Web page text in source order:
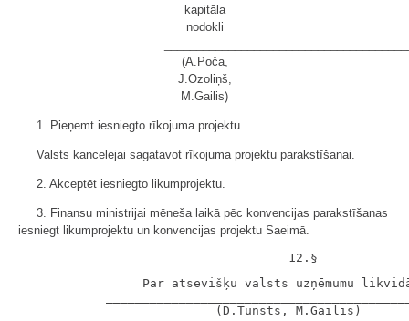
kapitāla
nodokli
(A.Poča,
J.Ozoliņš,
M.Gailis)
1. Pieņemt iesniegto rīkojuma projektu.
Valsts kancelejai sagatavot rīkojuma projektu parakstīšanai.
2. Akceptēt iesniegto likumprojektu.
3. Finansu ministrijai mēneša laikā pēc konvencijas parakstīšanas
iesniegt likumprojektu un konvencijas projektu Saeimā.
Par atsevišķu valsts uzņēmumu